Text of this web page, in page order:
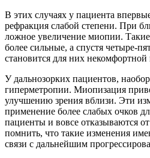
В этих случаях у пациента
рефракция слабой степени. При
ложное увеличение миопии.
более сильные, а спустя четыре-
становится для них некомфортной
У дальнозорких пациентов,
гиперметропии. Миопизация
улучшению зрения вблизи. Эти
применение более слабых очков
пациенты и вовсе отказываются
помнить, что такие изменения
связи с дальнейшим